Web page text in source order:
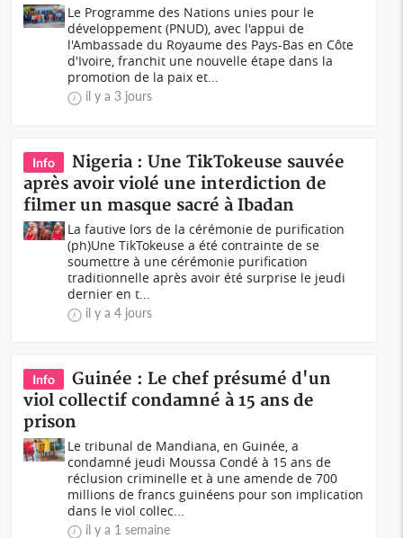
Le Programme des Nations unies pour le
développement (PNUD), avec l'appui de
l'Ambassade du Royaume des Pays-Bas en Côte
d'Ivoire, franchit une nouvelle étape dans la
promotion de la paix et...
il y a 3 jours
Info
Nigeria : Une TikTokeuse sauvée
après avoir violé une interdiction de
filmer un masque sacré à Ibadan
La fautive lors de la cérémonie de purification
(ph)Une TikTokeuse a été contrainte de se
soumettre à une cérémonie purification
traditionnelle après avoir été surprise le jeudi
dernier en t...
il y a 4 jours
Info
Guinée : Le chef présumé d'un
viol collectif condamné à 15 ans de
prison
Le tribunal de Mandiana, en Guinée, a
condamné jeudi Moussa Condé à 15 ans de
réclusion criminelle et à une amende de 700
millions de francs guinéens pour son implication
dans le viol collec...
il y a 1 semaine